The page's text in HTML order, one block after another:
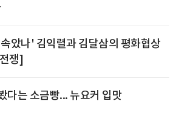
았나' 김익렬과 김달삼의 평화협상
쟁]
다는 소금빵... 뉴요커 입맛